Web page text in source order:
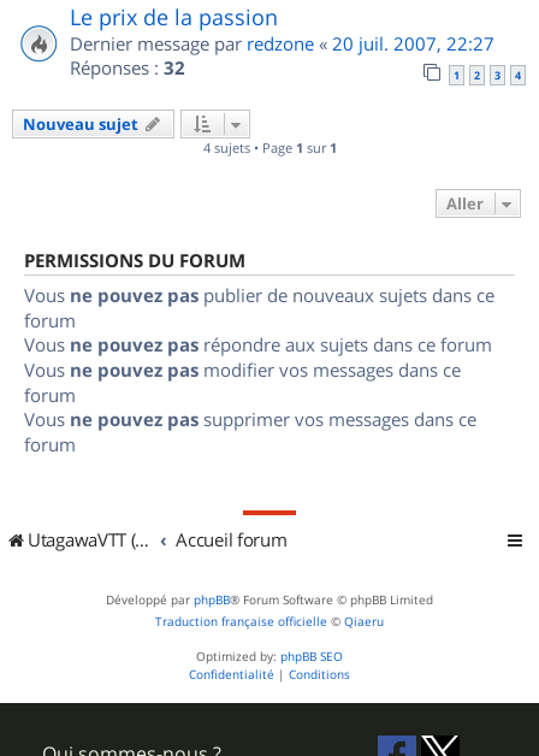
Le prix de la passion
Dernier message par redzone « 20 juil. 2007, 22:27
Réponses : 32 1 2 3 4
Nouveau sujet
4 sujets • Page 1 sur 1
Aller
PERMISSIONS DU FORUM
Vous ne pouvez pas publier de nouveaux sujets dans ce
forum
Vous ne pouvez pas répondre aux sujets dans ce forum
Vous ne pouvez pas modifier vos messages dans ce
forum
Vous ne pouvez pas supprimer vos messages dans ce
forum
UtagawaVTT (Randos VTT et VTTAE avec traces GPS) Accueil forum
Développé par phpBB® Forum Software © phpBB Limited
Traduction française officielle © Qiaeru
Optimized by: phpBB SEO
Confidentialité | Conditions